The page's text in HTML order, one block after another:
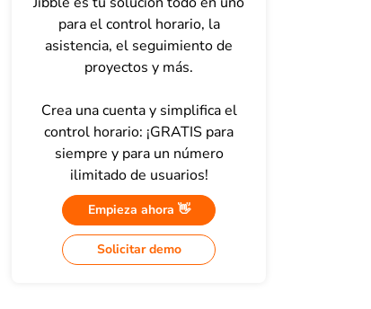
para el control horario, la
asistencia, el seguimiento de
proyectos y más.
Crea una cuenta y simplifica el
control horario: ¡GRATIS para
siempre y para un número
ilimitado de usuarios!
Empieza ahora 👋
Solicitar demo